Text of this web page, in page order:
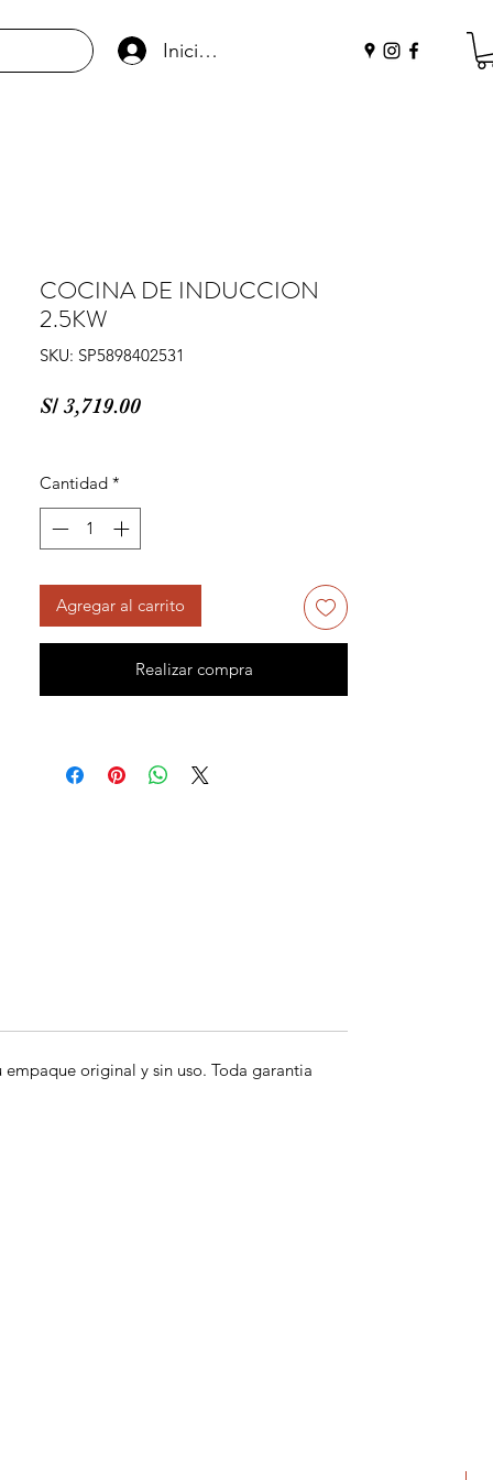
Iniciar sesión
COCINA DE INDUCCION
2.5KW
SKU: SP5898402531
S/ 3,719.00Precio
Cantidad *
Agregar al carrito
Realizar compra
original y sin uso. Toda garantia